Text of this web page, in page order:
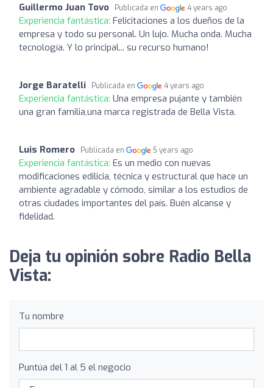
Guillermo Juan Tovo Publicada en 4 years ago
Experiencia fantástica: Felicitaciones a los dueños de la
empresa y todo su personal. Un lujo. Mucha onda. Mucha
tecnología. Y lo principal... su recurso humano!
Jorge Baratelli Publicada en 4 years ago
Experiencia fantástica: Una empresa pujante y también
una gran familia,una marca registrada de Bella Vista.
Luis Romero Publicada en 5 years ago
Experiencia fantástica: Es un medio con nuevas
modificaciones edilicia, técnica y estructural que hace un
ambiente agradable y cómodo, similar a los estudios de
otras ciudades importantes del país. Buén alcanse y
fidelidad.
Deja tu opinión sobre Radio Bella
Vista:
Tu nombre
Puntúa del 1 al 5 el negocio